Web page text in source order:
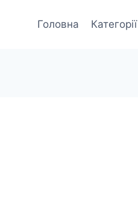
Головна Категорії